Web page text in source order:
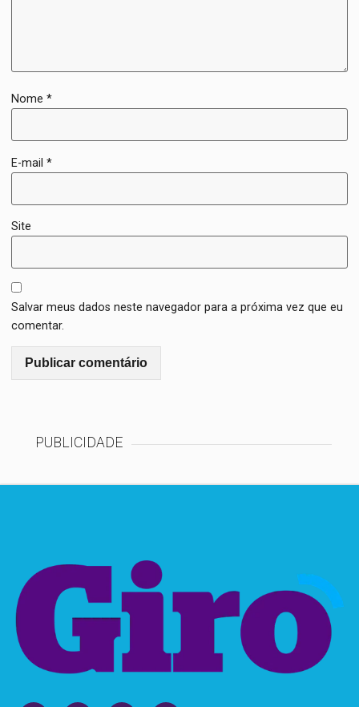
Nome*
E-mail*
Site
Salvar meus dados neste navegador para a próxima vez que eu
comentar.
PUBLICIDADE